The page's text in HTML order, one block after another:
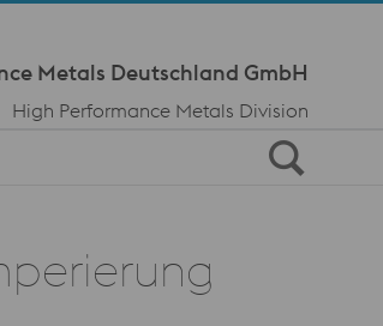
Metals Deutschland GmbH
High Performance Metals Division